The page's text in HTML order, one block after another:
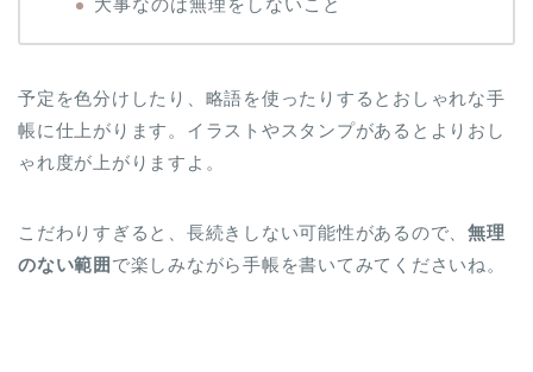
大事なのは無理をしないこと
予定を色分けしたり、略語を使ったりするとおしゃれな手
帳に仕上がります。イラストやスタンプがあるとよりおし
ゃれ度が上がりますよ。
こだわりすぎると、長続きしない可能性があるので、無理
のない範囲 で楽しみながら手帳を書いてみてくださいね。